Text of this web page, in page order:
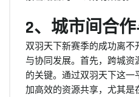
2、城市间合
双羽天下新赛季的成功离
与协同发展。首先，跨城
的关键。通过双羽天下这
加高效的资源共享，尤其